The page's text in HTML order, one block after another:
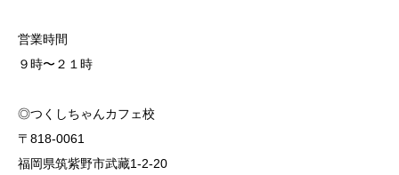
営業時間
９時〜２１時
◎つくしちゃんカフェ校
〒818-0061
福岡県筑紫野市武藏1-2-20